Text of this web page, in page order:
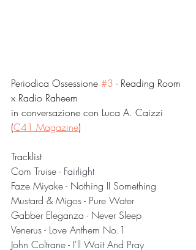
Periodica Ossessione #3 - Reading Room
x Radio Raheem
in conversazione con Luca A. Caizzi
(C41 Magazine)
Tracklist
Com Truise - Fairlight
Faze Miyake - Nothing II Something
Mustard & Migos - Pure Water
Gabber Eleganza - Never Sleep
Venerus - Love Anthem No.1
John Coltrane - I'll Wait And Pray